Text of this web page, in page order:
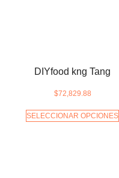
DIYfood kng Tang
$72,829.88
SELECCIONAR OPCIONES